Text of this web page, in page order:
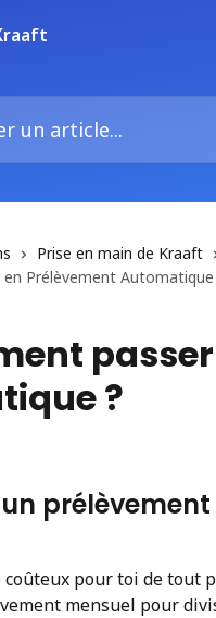
Prise en main de Kraaft
Prélèvement Automatique
?
un
pour toi de tout
mensuel pour